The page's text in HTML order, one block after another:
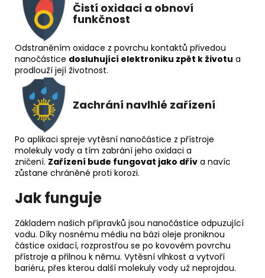
Čistí oxidaci a obnoví
funkčnost
Odstraněním oxidace z povrchu kontaktů přivedou
nanočástice dosluhující elektroniku zpět k životu a
prodlouží její životnost.
Zachrání navlhlé zařízení
Po aplikaci spreje vytěsní nanočástice z přístroje
molekuly vody a tím zabrání jeho oxidaci a
zničení. Zařízení bude fungovat jako dřív a navíc
zůstane chráněné proti korozi.
Jak funguje
Základem našich přípravků jsou nanočástice odpuzující
vodu. Díky nosnému médiu na bázi oleje proniknou
částice oxidací, rozprostřou se po kovovém povrchu
přístroje a přilnou k němu. Vytěsní vlhkost a vytvoří
bariéru, přes kterou další molekuly vody už neprojdou.